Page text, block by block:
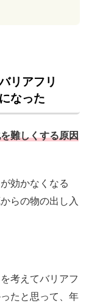
リアフリ
なった
難しくする原因
効かなくなる
らの物の出し入
考えてバリアフ
たと思って、年